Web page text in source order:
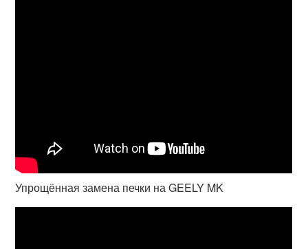
Упрощённая замена печки на GEELY MK